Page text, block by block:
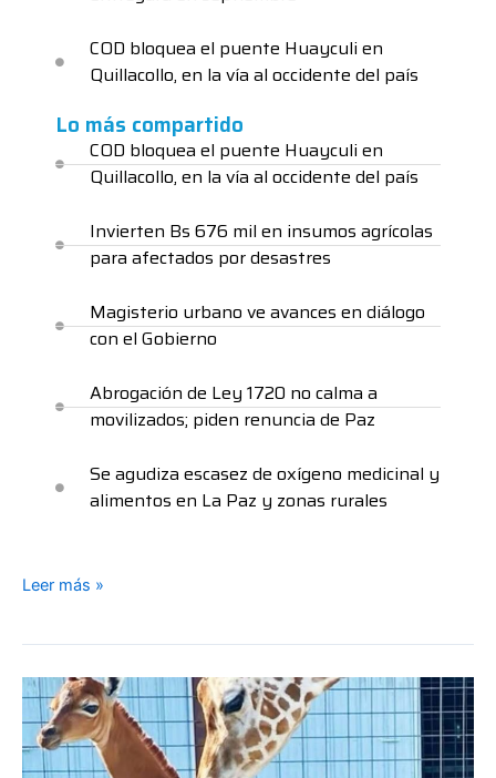
COD bloquea el puente Huayculi en
Quillacollo, en la vía al occidente del país
Lo más compartido
COD bloquea el puente Huayculi en
Quillacollo, en la vía al occidente del país
Invierten Bs 676 mil en insumos agrícolas
para afectados por desastres
Magisterio urbano ve avances en diálogo
con el Gobierno
Abrogación de Ley 1720 no calma a
movilizados; piden renuncia de Paz
Se agudiza escasez de oxígeno medicinal y
alimentos en La Paz y zonas rurales
Leer más »
Hallan
primera
jirafa